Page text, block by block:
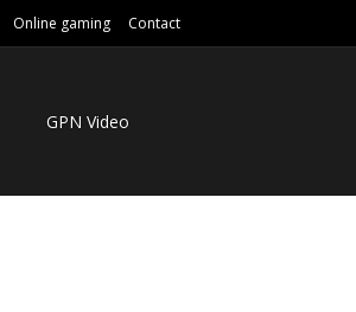
Online gaming Contact
GPN Video